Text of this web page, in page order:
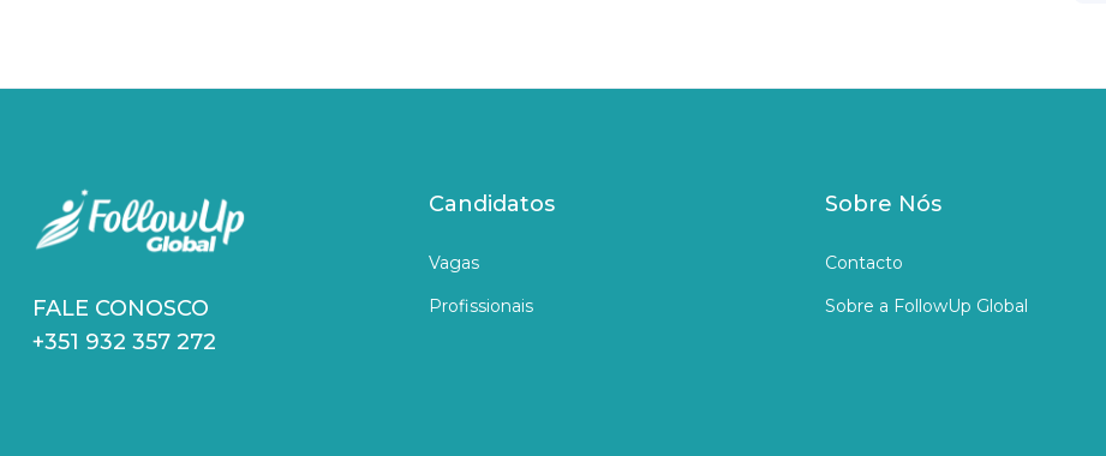
FALE CONOSCO
+351 932 357 272
Candidatos
Vagas
Profissionais
Sobre Nós
Contacto
Sobre a FollowUp Global